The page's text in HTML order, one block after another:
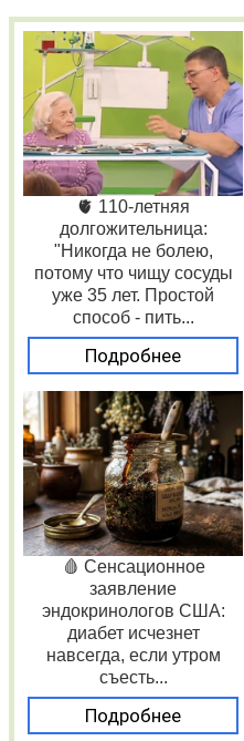
🫀 110-летняя
долгожительница:
"Никогда не болею,
потому что чищу сосуды
уже 35 лет. Простой
способ - пить...
Подробнее
🩸 Сенсационное
заявление
эндокринологов США:
диабет исчезнет
навсегда, если утром
съесть...
Подробнее